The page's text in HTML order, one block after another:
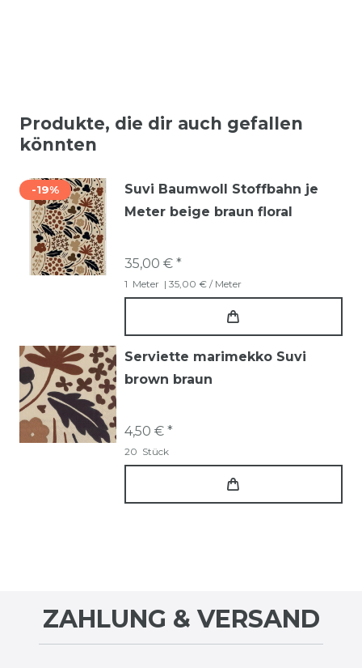
Produkte, die dir auch gefallen
könnten
-19%
Suvi Baumwoll Stoffbahn je
Meter beige braun floral
35,00 € *
1 Meter | 35,00 € / Meter
Serviette marimekko Suvi
brown braun
4,50 € *
20 Stück
ZAHLUNG & VERSAND